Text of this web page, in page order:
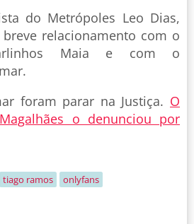
do Metrópoles Leo Dias,
relacionamento com o
Maia e com o
foram parar na Justiça. O
o denunciou por
tiago ramos onlyfans